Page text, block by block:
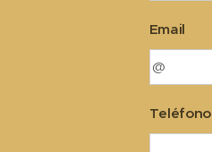
Email
Teléfono